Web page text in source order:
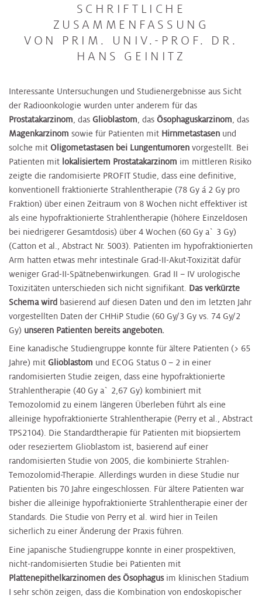
SCHRIFTLICHE
ZUSAMMENFASSUNG
VON PRIM. UNIV.-PROF. DR.
HANS GEINITZ
Interessante Untersuchungen und Studienergebnisse aus Sicht
der Radioonkologie wurden unter anderem für das
Prostatakarzinom, das Glioblastom, das Ösophaguskarzinom, das
Magenkarzinom sowie für Patienten mit Hirnmetastasen und
solche mit Oligometastasen bei Lungentumoren vorgestellt. Bei
Patienten mit lokalisiertem Prostatakarzinom im mittleren Risiko
zeigte die randomisierte PROFIT Studie, dass eine definitive,
konventionell fraktionierte Strahlentherapie (78 Gy á 2 Gy pro
Fraktion) über einen Zeitraum von 8 Wochen nicht effektiver ist
als eine hypofraktionierte Strahlentherapie (höhere Einzeldosen
bei niedrigerer Gesamtdosis) über 4 Wochen (60 Gy a` 3 Gy)
(Catton et al., Abstract Nr. 5003). Patienten im hypofraktionierten
Arm hatten etwas mehr intestinale Grad-II-Akut-Toxizität dafür
weniger Grad-II-Spätnebenwirkungen. Grad II – IV urologische
Toxizitäten unterschieden sich nicht signifikant. Das verkürzte
Schema wird basierend auf diesen Daten und den im letzten Jahr
vorgestellten Daten der CHHiP Studie (60 Gy/3 Gy vs. 74 Gy/2
Gy) unseren Patienten bereits angeboten.
Eine kanadische Studiengruppe konnte für ältere Patienten (> 65
Jahre) mit Glioblastom und ECOG Status 0 – 2 in einer
randomisierten Studie zeigen, dass eine hypofraktionierte
Strahlentherapie (40 Gy a` 2,67 Gy) kombiniert mit
Temozolomid zu einem längeren Überleben führt als eine
alleinige hypofraktionierte Strahlentherapie (Perry et al., Abstract
TPS2104). Die Standardtherapie für Patienten mit biopsiertem
oder reseziertem Glioblastom ist, basierend auf einer
randomisierten Studie von 2005, die kombinierte Strahlen-
Temozolomid-Therapie. Allerdings wurden in diese Studie nur
Patienten bis 70 Jahre eingeschlossen. Für ältere Patienten war
bisher die alleinige hypofraktionierte Strahlentherapie einer der
Standards. Die Studie von Perry et al. wird hier in Teilen
sicherlich zu einer Änderung der Praxis führen.
Eine japanische Studiengruppe konnte in einer prospektiven,
nicht-randomisierten Studie bei Patienten mit
Plattenepithelkarzinomen des Ösophagus im klinischen Stadium
I sehr schön zeigen, dass die Kombination von endoskopischer